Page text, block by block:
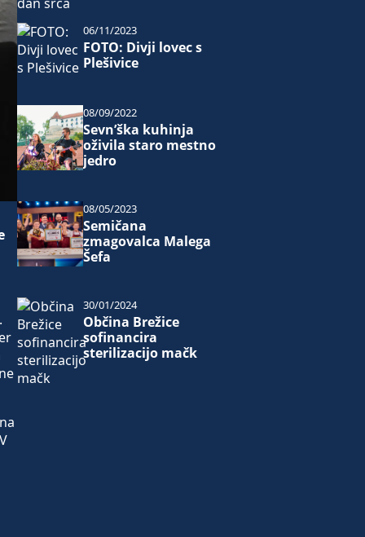
FOTO: Divji lovec s
Plešivice
06/11/2023
Sevn’ška kuhinja
oživila staro mestno
jedro
08/09/2022
Semičana
zmagovalca Malega
Šefa
08/05/2023
Občina Brežice
sofinancira
sterilizacijo mačk
30/01/2024